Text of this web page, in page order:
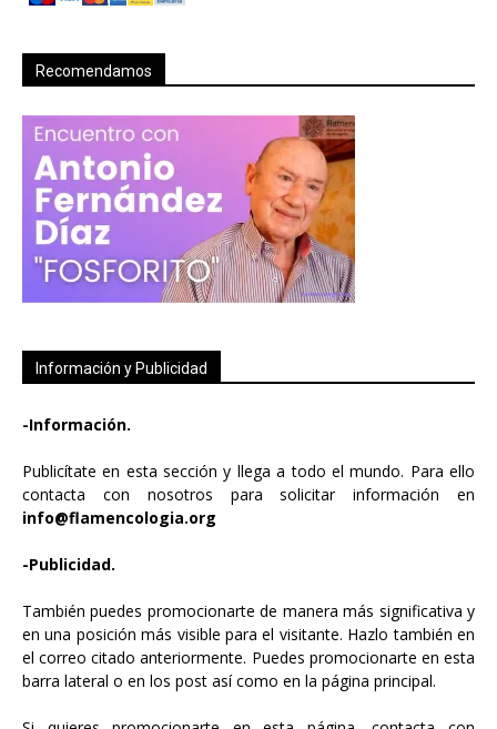
Recomendamos
Información y Publicidad
-Información.
Publicítate en esta sección y llega a todo el mundo. Para ello
contacta con nosotros para solicitar información en
info@flamencologia.org
-Publicidad.
También puedes promocionarte de manera más significativa y
en una posición más visible para el visitante. Hazlo también en
el correo citado anteriormente. Puedes promocionarte en esta
barra lateral o en los post así como en la página principal.